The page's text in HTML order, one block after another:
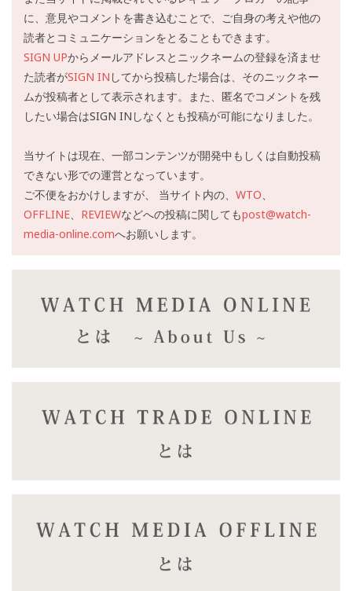
に、意見やコメントを書き込むことで、ご自身の考えや他の
読者とコミュニケーションをとることもできます。
SIGN UPからメールアドレスとニックネームの登録を済ませ
た読者がSIGN IN してから投稿した場合は、そのニックネー
ムが投稿者として表示されます。また、匿名でコメントを残
したい場合はSIGN INしなくとも投稿が可能になりました。
当サイトは現在、一部コンテンツが開発中もしくは自動投稿
できない形での運営となっています。
ご不便をおかけしますが、 当サイト内の、 WTO
OFFLINE
REVIEWなどへの投稿に関してもpost@watch-
media-online.comへお願いします。